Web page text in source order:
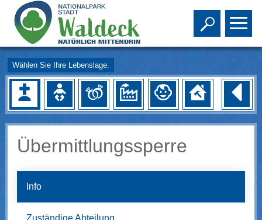
Toggle
Wählen Sie Ihre Lebenslage:
Übermittlungssperre
Info
Zuständige Abteilung